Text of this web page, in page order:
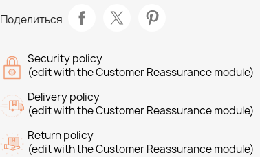
Поделиться
Security policy
(edit with the Customer Reassurance module)
Delivery policy
(edit with the Customer Reassurance module)
Return policy
(edit with the Customer Reassurance module)